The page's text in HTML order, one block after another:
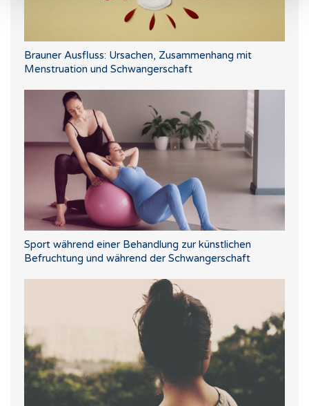
Brauner Ausfluss: Ursachen, Zusammenhang mit
Menstruation und Schwangerschaft
Sport während einer Behandlung zur künstlichen
Befruchtung und während der Schwangerschaft